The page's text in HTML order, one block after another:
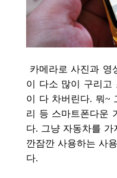
카메라로 사진과 영
이 다소 많이 구리고
이 다 차버린다. 뭐~
리 등 스마트폰다운
다. 그냥 자동차를
깐잠깐 사용하는 사
다.